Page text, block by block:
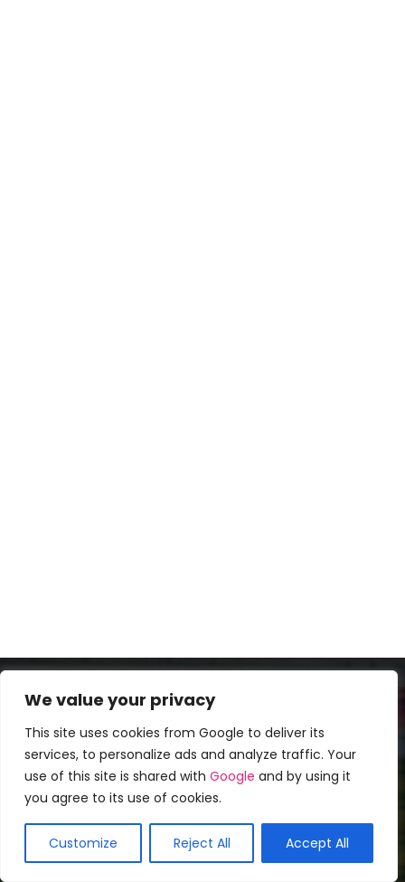
We value your privacy
This site uses cookies from Google to deliver its
services, to personalize ads and analyze traffic. Your
use of this site is shared with Google and by using it
you agree to its use of cookies.
Customize Reject All Accept All
Populares mais recentes
15 cortes de cabelo elegantes para
mulheres acima de 50 anos
Bompenteados - February 12, 2019
50 penteados para homens calvos
Bompenteados - May 8, 2018